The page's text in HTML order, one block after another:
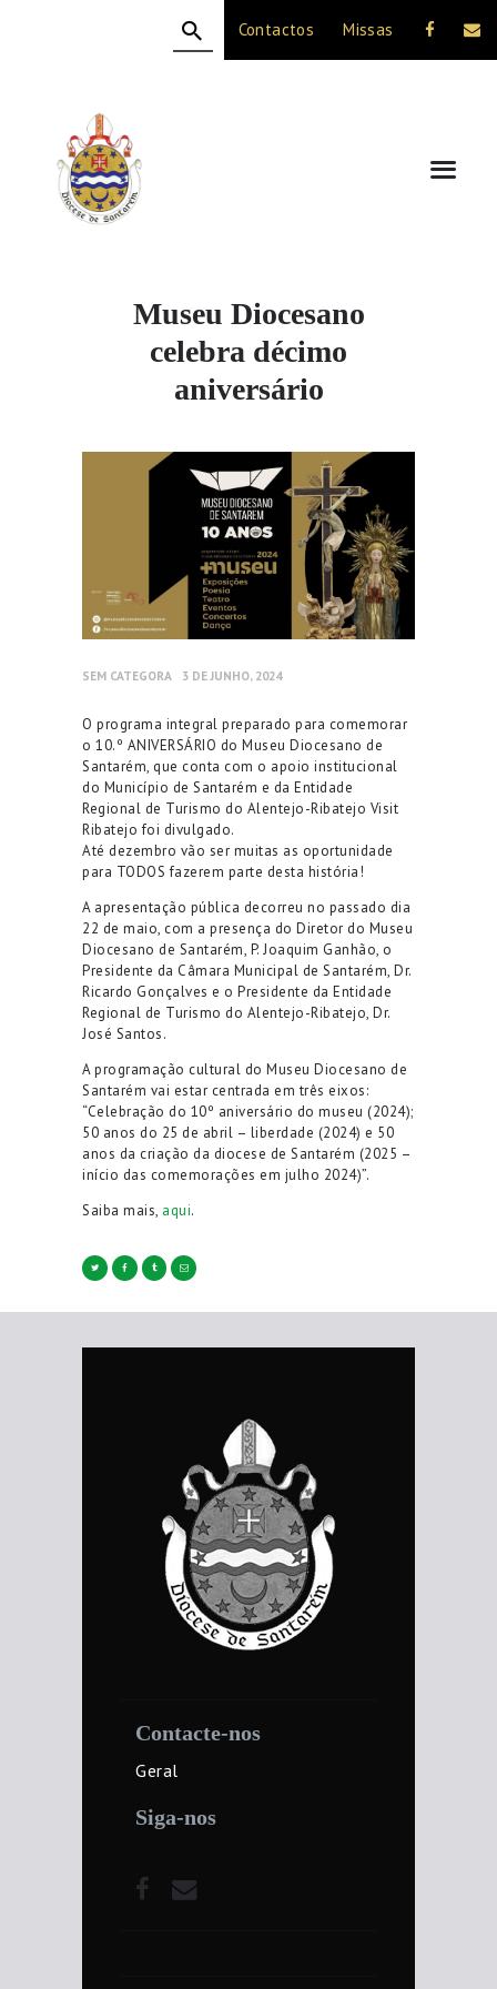
Contactos Missas
Museu Diocesano
celebra décimo
aniversário
A DIOCESE
CELEBRAÇÃO
VIDA CRISTÃ
NOTÍCIAS
SEM CATEGORA 3 DE JUNHO, 2024
O programa integral preparado para comemorar
o 10.º ANIVERSÁRIO do Museu Diocesano de
Santarém, que conta com o apoio institucional
do Município de Santarém e da Entidade
Regional de Turismo do Alentejo-Ribatejo Visit
Ribatejo foi divulgado.
Até dezembro vão ser muitas as oportunidade
para TODOS fazerem parte desta história!
A apresentação pública decorreu no passado dia
22 de maio, com a presença do Diretor do Museu
Diocesano de Santarém, P. Joaquim Ganhão, o
Presidente da Câmara Municipal de Santarém, Dr.
Ricardo Gonçalves e o Presidente da Entidade
Regional de Turismo do Alentejo-Ribatejo, Dr.
José Santos.
A programação cultural do Museu Diocesano de
Santarém vai estar centrada em três eixos:
“Celebração do 10º aniversário do museu (2024);
50 anos do 25 de abril – liberdade (2024) e 50
anos da criação da diocese de Santarém (2025 –
início das comemorações em julho 2024)”.
Saiba mais, aqui.
Contacte-nos
Geral
Siga-nos